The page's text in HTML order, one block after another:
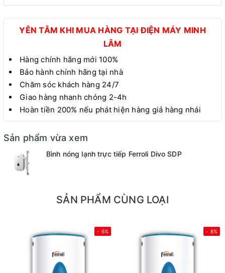
YÊN TÂM KHI MUA HÀNG TẠI ĐIỆN MÁY MINH
LÂM
Hàng chính hãng mới 100%
Bảo hành chính hãng tại nhà
Chăm sóc khách hàng 24/7
Giao hàng nhanh chóng 2-4h
Hoàn tiền 200% nếu phát hiện hàng giả hàng nhái
Sản phẩm vừa xem
Bình nóng lạnh trực tiếp Ferroli Divo SDP
SẢN PHẨM CÙNG LOẠI
- 6% - 8%